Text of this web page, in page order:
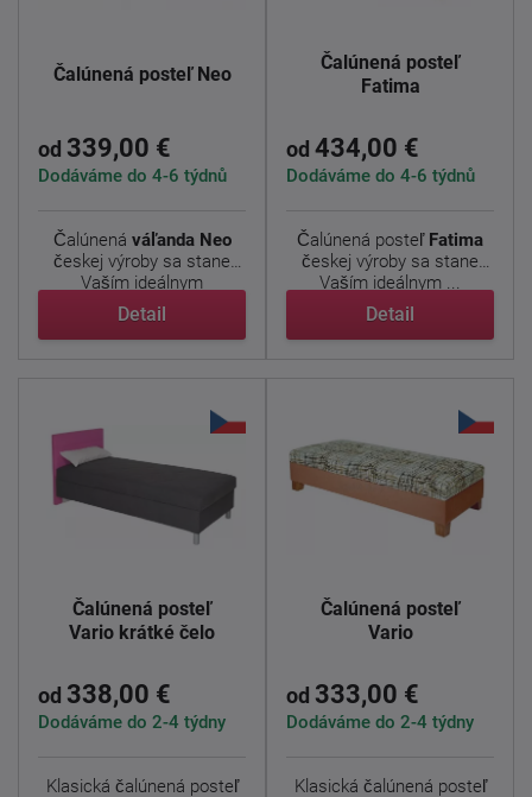
Čalúnená posteľ Neo
od 339,00 €
Dodáváme do 4-6 týdnů
Čalúnená váľanda Neo
českej výroby sa stane
Vaším ideálnym
útočiskom. ...
Detail
Čalúnená posteľ
Fatima
od 434,00 €
Dodáváme do 4-6 týdnů
Čalúnená posteľ Fatima
českej výroby sa stane
Vaším ideálnym ...
Detail
Čalúnená posteľ
Vario krátké čelo
od 338,00 €
Dodáváme do 2-4 týdny
Klasická čalúnená posteľ
Čalúnená posteľ
Vario
od 333,00 €
Dodáváme do 2-4 týdny
Klasická čalúnená posteľ